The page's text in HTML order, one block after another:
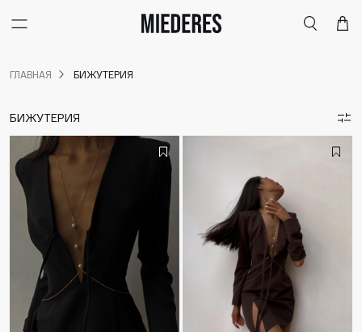
Меню Поиск
ГЛАВНАЯ БИЖУТЕРИЯ
БИЖУТЕРИЯ